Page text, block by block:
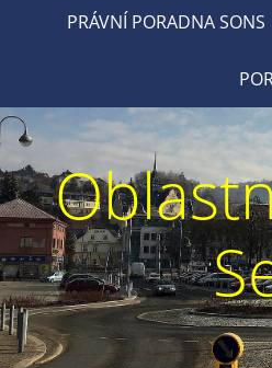
PRÁVNÍ PORADNA SONS